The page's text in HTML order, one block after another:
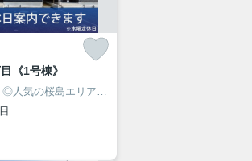
《1号棟》
◎人気の桜島エリアに新築建売住宅7棟が同時販売開始！